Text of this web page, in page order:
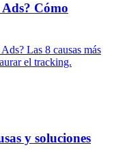
Cómo
Las 8 causas más
el tracking.
y soluciones